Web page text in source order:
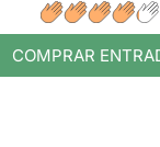
COMPRAR